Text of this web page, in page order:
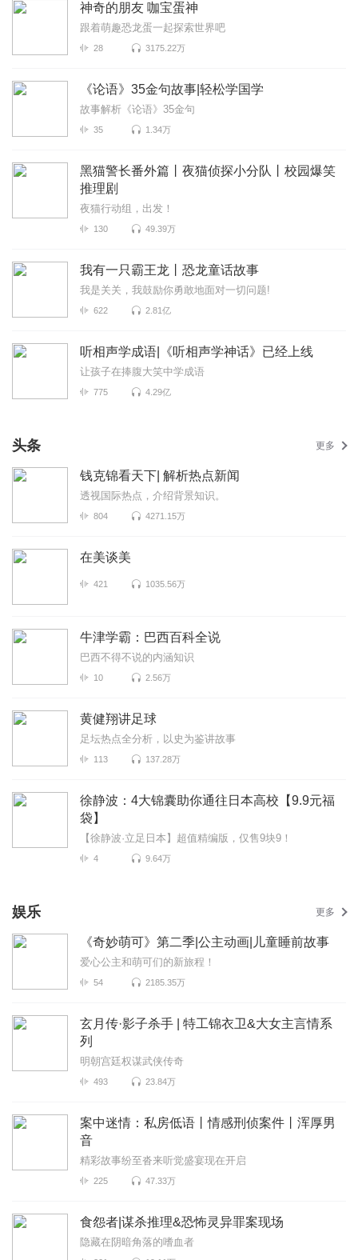
神奇的朋友 咖宝蛋神
跟着萌趣恐龙蛋一起探索世界吧
28 3175.22万
《论语》35金句故事|轻松学国学
故事解析《论语》35金句
35 1.34万
黑猫警长番外篇丨夜猫侦探小分队丨校园爆笑
推理剧
夜猫行动组，出发！
130 49.39万
我有一只霸王龙丨恐龙童话故事
我是关关，我鼓励你勇敢地面对一切问题!
622 2.81亿
听相声学成语|《听相声学神话》已经上线
让孩子在捧腹大笑中学成语
775 4.29亿
头条 更多
钱克锦看天下| 解析热点新闻
透视国际热点，介绍背景知识。
804 4271.15万
在美谈美
421 1035.56万
牛津学霸：巴西百科全说
巴西不得不说的内涵知识
10 2.56万
黄健翔讲足球
足坛热点全分析，以史为鉴讲故事
113 137.28万
徐静波：4大锦囊助你通往日本高校【9.9元福
袋】
【徐静波·立足日本】超值精编版，仅售9块9！
4 9.64万
娱乐 更多
《奇妙萌可》第二季|公主动画|儿童睡前故事
爱心公主和萌可们的新旅程！
54 2185.35万
玄月传·影子杀手 | 特工锦衣卫&大女主言情系
列
明朝宫廷权谋武侠传奇
493 23.84万
案中迷情：私房低语丨情感刑侦案件丨浑厚男
音
精彩故事纷至沓来听觉盛宴现在开启
225 47.33万
食怨者|谋杀推理&恐怖灵异罪案现场
隐藏在阴暗角落的嗜血者